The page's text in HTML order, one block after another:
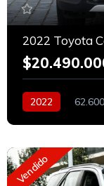
2022 Toyota
2022
Vendido